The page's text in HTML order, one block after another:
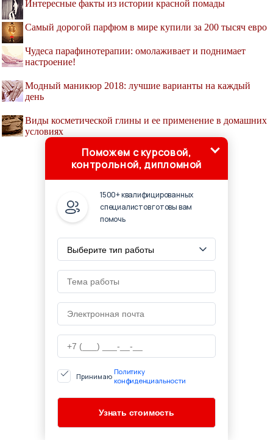
Интересные факты из истории красной помады
Самый дорогой парфюм в мире купили за 200 тысяч евро
Чудеса парафинотерапии: омолаживает и поднимает
настроение!
Модный маникюр 2018: лучшие варианты на каждый
день
Виды косметической глины и ее применение в домашних
условиях
Поможем с курсовой,
контрольной, дипломной
1500+ квалифицированных
специалистов готовы вам
помочь
Принимаю Политику
конфиденциальности